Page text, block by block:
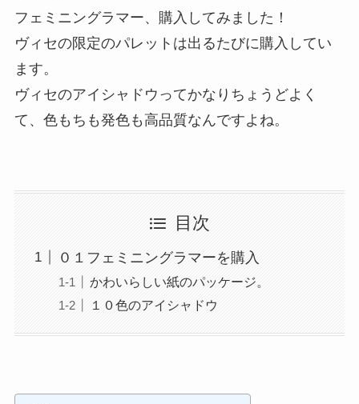
フェミニングラマー、購入してみました！
ヴィセの限定のパレットは出るたびに購入してい
ます。
ヴィセのアイシャドウってかなりちょうどよく
て、色もちも発色も高品質なんですよね。
目次
０１フェミニングラマーを購入
かわいらしい紙のパッケージ。
１０色のアイシャドウ